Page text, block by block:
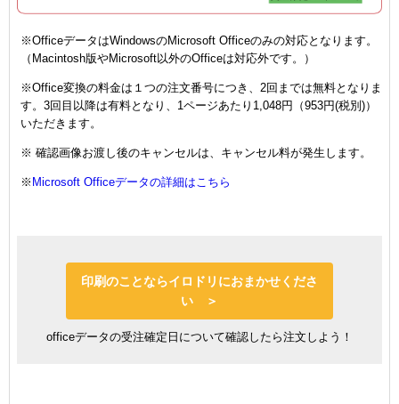
※OfficeデータはWindowsのMicrosoft Officeのみの対応となります。
（Macintosh版やMicrosoft以外のOfficeは対応外です。）
※Office変換の料金は１つの注文番号につき、2回までは無料となりま
す。3回目以降は有料となり、1ページあたり1,048円（953円(税別)）
いただきます。
※ 確認画像お渡し後のキャンセルは、キャンセル料が発生します。
※ Microsoft Officeデータの詳細はこちら
印刷のことならイロドリにおまかせくださ
い ＞
officeデータの受注確定日について確認したら注文しよう！